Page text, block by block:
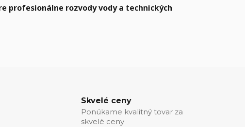
profesionálne rozvody vody a technických
Skvelé ceny
Ponúkame kvalitný tovar za
skvelé ceny